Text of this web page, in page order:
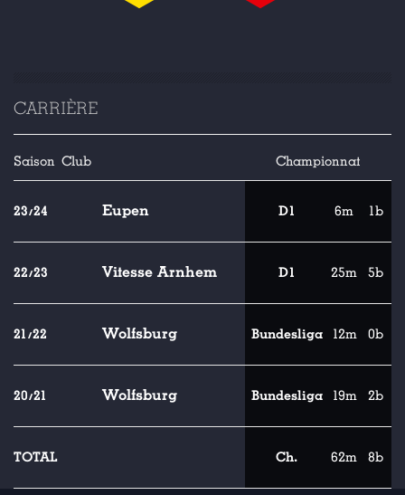
CARRIÈRE
Saison Club Championnat
23/24 Eupen D1 6m 1b
22/23 Vitesse Arnhem D1 25m 5b
21/22 Wolfsburg Bundesliga 12m 0b
20/21 Wolfsburg Bundesliga 19m 2b
TOTAL Ch. 62m 8b